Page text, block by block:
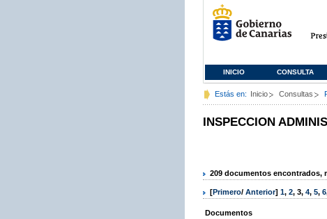
INICIO CONSULTA
Estás en: Inicio Consultas
INSPECCION
209 documentos encontrados,
[Primero/ Anterior] 1, 2, 3, 4, 5, 6
Documentos